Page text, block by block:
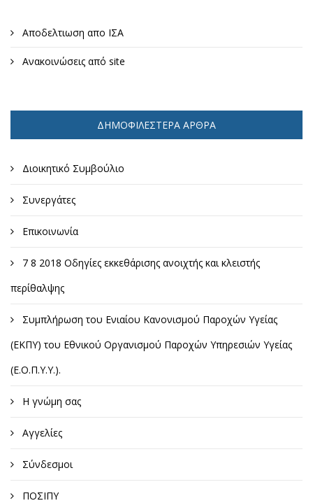
Αποδελτιωση απο ΙΣΑ
Ανακοινώσεις από site
ΔΗΜΟΦΙΛΈΣΤΕΡΑ ΆΡΘΡΑ
Διοικητικό Συμβούλιο
Συνεργάτες
Επικοινωνία
7 8 2018 Οδηγίες εκκεθάρισης ανοιχτής και κλειστής
περίθαλψης
Συμπλήρωση του Ενιαίου Κανονισμού Παροχών Υγείας
(ΕΚΠΥ) του Εθνικού Οργανισμού Παροχών Υπηρεσιών Υγείας
(Ε.Ο.Π.Υ.Υ.).
Η γνώμη σας
Αγγελίες
Σύνδεσμοι
ΠΟΣΙΠΥ